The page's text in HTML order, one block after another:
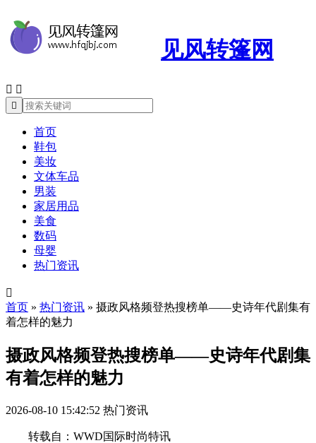
见风转篷网
 

首页
鞋包
美妆
文体车品
男装
家居用品
美食
数码
母婴
热门资讯

首页 » 热门资讯 » 摄政风格频登热搜榜单——史诗年代剧集有
着怎样的魅力
摄政风格频登热搜榜单——史诗年代剧集
有着怎样的魅力
2026-08-10 15:42:52 热门资讯
转载自：WWD国际时尚特讯